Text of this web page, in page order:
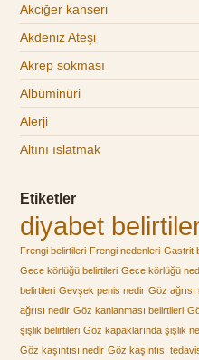
Akciğer kanseri
Akdeniz Ateşi
Akrep sokması
Albüminüri
Alerji
Altını ıslatmak
Etiketler
diyabet
Frengi belirtileri Frengi nedenleri Gastrit
Gece körlüğü belirtileri Gece körlüğü
belirtileri Gevşek penis nedir Göz
ağrısı nedir Göz kanlanması belirtileri
şişlik belirtileri Göz kapaklarında şişlik
Göz kaşıntısı nedir Göz kaşıntısı